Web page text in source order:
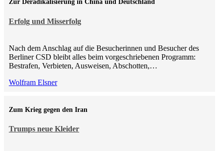
Erfolg und Misserfolg
Zur Deradikalisierung in China und Deutschland
Nach dem Anschlag auf die Besucherinnen und Besucher des
Berliner CSD bleibt alles beim vorgeschriebenen Programm:
Bestrafen, Verbieten, Ausweisen, Abschotten,…
Wolfram Elsner
Trumps neue Kleider
Zum Krieg gegen den Iran